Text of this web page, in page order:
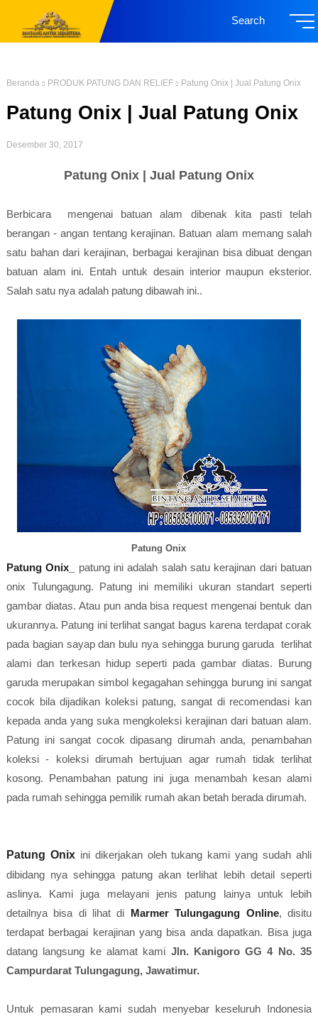
Search
Beranda PRODUK PATUNG DAN RELIEF Patung Onix | Jual Patung Onix
Patung Onix | Jual Patung Onix
Desember 30, 2017
Patung Onix | Jual Patung Onix
Berbicara mengenai batuan alam dibenak kita pasti telah
berangan - angan tentang kerajinan. Batuan alam memang salah
satu bahan dari kerajinan, berbagai kerajinan bisa dibuat dengan
batuan alam ini. Entah untuk desain interior maupun eksterior.
Salah satu nya adalah patung dibawah ini..
Patung Onix
Patung Onix_
patung ini adalah salah satu kerajinan dari batuan
onix Tulungagung. Patung ini memiliki ukuran standart seperti
gambar diatas. Atau pun anda bisa request mengenai bentuk dan
ukurannya. Patung ini terlihat sangat bagus karena terdapat corak
pada bagian sayap dan bulu nya sehingga burung garuda terlihat
alami dan terkesan hidup seperti pada gambar diatas. Burung
garuda merupakan simbol kegagahan sehingga burung ini sangat
cocok bila dijadikan koleksi patung, sangat di recomendasi kan
kepada anda yang suka mengkoleksi kerajinan dari batuan alam.
Patung ini sangat cocok dipasang dirumah anda, penambahan
koleksi - koleksi dirumah bertujuan agar rumah tidak terlihat
kosong. Penambahan patung ini juga menambah kesan alami
pada rumah sehingga pemilik rumah akan betah berada dirumah.
Patung Onixini dikerjakan oleh tukang kami yang sudah ahli
dibidang nya sehingga patung akan terlihat lebih detail seperti
aslinya. Kami juga melayani jenis patung lainya untuk lebih
detailnya bisa di lihat di Marmer Tulungagung Online, disitu
terdapat berbagai kerajinan yang bisa anda dapatkan. Bisa juga
datang langsung ke alamat kami Jln. Kanigoro GG 4 No. 35
Campurdarat Tulungagung, Jawatimur.
Untuk pemasaran kami sudah menyebar keseluruh Indonesia